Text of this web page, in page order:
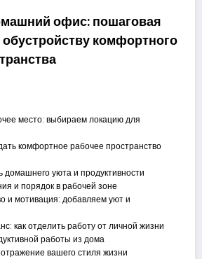
офис: пошаговая
комфортного
место: выбираем локацию для
комфортное рабочее пространство
домашнего уюта и продуктивности
и порядок в рабочей зоне
и мотивация: добавляем уют и
как отделить работу от личной жизни
работы из дома
вашего стиля жизни